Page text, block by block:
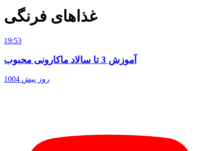
غذاهای فرنگی
19:53
آموزش 3 تا سالاد ماکارونی محبوب
1004 روز پیش